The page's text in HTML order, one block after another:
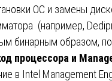
ОС и замены
(например,
бинарным образом,
процессора и
в Intel Management